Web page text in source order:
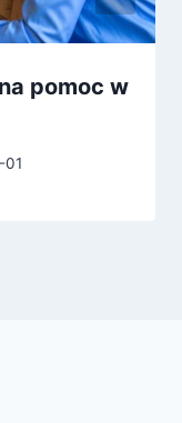
pomoc w
01